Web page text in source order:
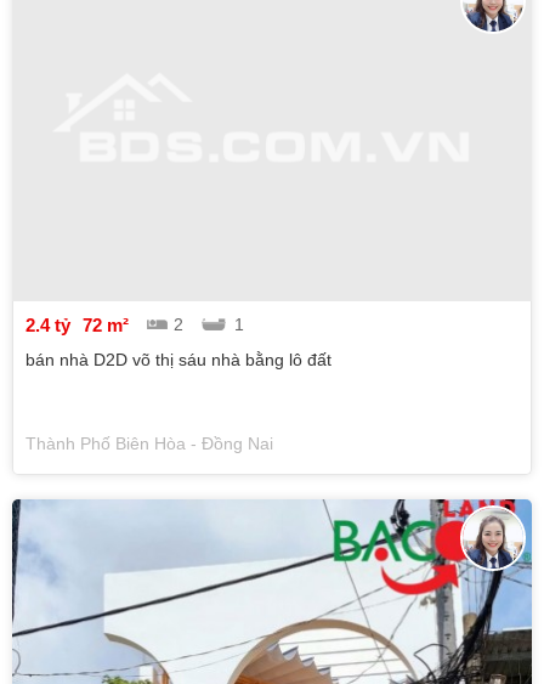
2.4 tỷ 72 m² 2
1
bán nhà D2D võ thị sáu nhà bằng lô đất
Thành Phố Biên Hòa - Đồng Nai